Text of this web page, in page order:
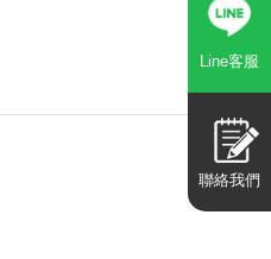
Line客服
聯絡我們